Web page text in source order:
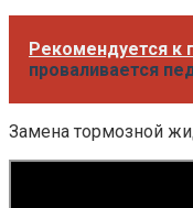
Рекомендуется к
проваливается
Замена тормозной